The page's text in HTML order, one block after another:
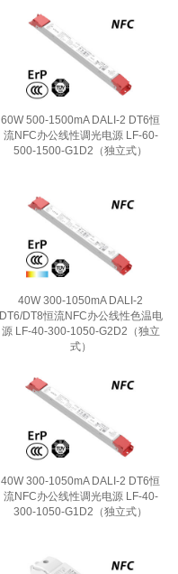
60W 500-1500mA DALI-2 DT6恒
流NFC办公线性调光电源 LF-60-
500-1500-G1D2（独立式）
40W 300-1050mA DALI-2
DT6/DT8恒流NFC办公线性色温电
源 LF-40-300-1050-G2D2（独立
式）
40W 300-1050mA DALI-2 DT6恒
流NFC办公线性调光电源 LF-40-
300-1050-G1D2（独立式）